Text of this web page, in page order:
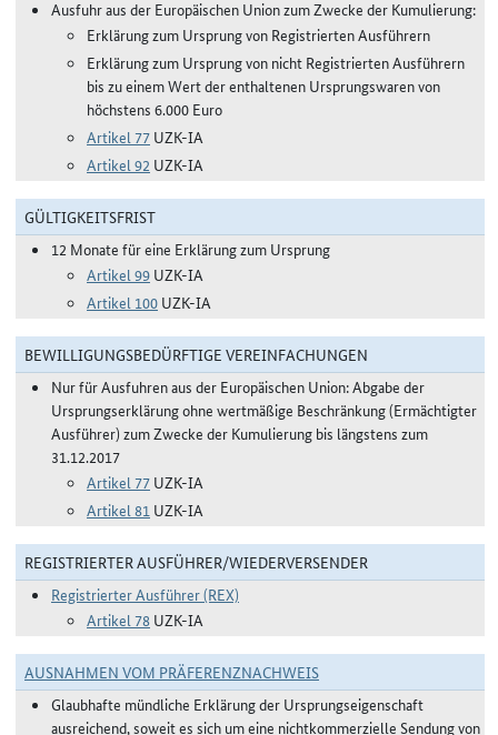
Ausfuhr aus der Europäischen Union zum Zwecke der Kumulierung:
Erklärung zum Ursprung von Registrierten Ausführern
Erklärung zum Ursprung von nicht Registrierten Ausführern
bis zu einem Wert der enthaltenen Ursprungswaren von
höchstens 6.000 Euro
Artikel 77 UZK-IA
Artikel 92 UZK-IA
GÜLTIGKEITSFRIST
12 Monate für eine Erklärung zum Ursprung
Artikel 99 UZK-IA
Artikel 100 UZK-IA
BEWILLIGUNGSBEDÜRFTIGE VEREINFACHUNGEN
Nur für Ausfuhren aus der Europäischen Union: Abgabe der
Ursprungserklärung ohne wertmäßige Beschränkung (Ermächtigter
Ausführer) zum Zwecke der Kumulierung bis längstens zum
31.12.2017
Artikel 77 UZK-IA
Artikel 81 UZK-IA
REGISTRIERTER AUSFÜHRER/WIEDERVERSENDER
Registrierter Ausführer (REX)
Artikel 78 UZK-IA
AUSNAHMEN VOM PRÄFERENZNACHWEIS
Glaubhafte mündliche Erklärung der Ursprungseigenschaft
ausreichend, soweit es sich um eine nichtkommerzielle Sendung von